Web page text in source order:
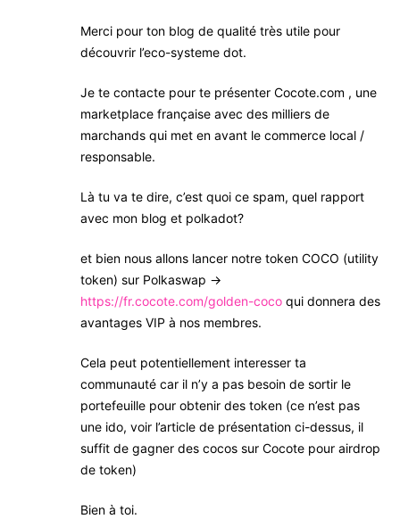
Merci pour ton blog de qualité très utile pour
découvrir l’eco-systeme dot.
Je te contacte pour te présenter Cocote.com , une
marketplace française avec des milliers de
marchands qui met en avant le commerce local /
responsable.
Là tu va te dire, c’est quoi ce spam, quel rapport
avec mon blog et polkadot?
et bien nous allons lancer notre token COCO (utility
token) sur Polkaswap ->
https://fr.cocote.com/golden-coco qui donnera des
avantages VIP à nos membres.
Cela peut potentiellement interesser ta
communauté car il n’y a pas besoin de sortir le
portefeuille pour obtenir des token (ce n’est pas
une ido, voir l’article de présentation ci-dessus, il
suffit de gagner des cocos sur Cocote pour airdrop
de token)
Bien à toi.